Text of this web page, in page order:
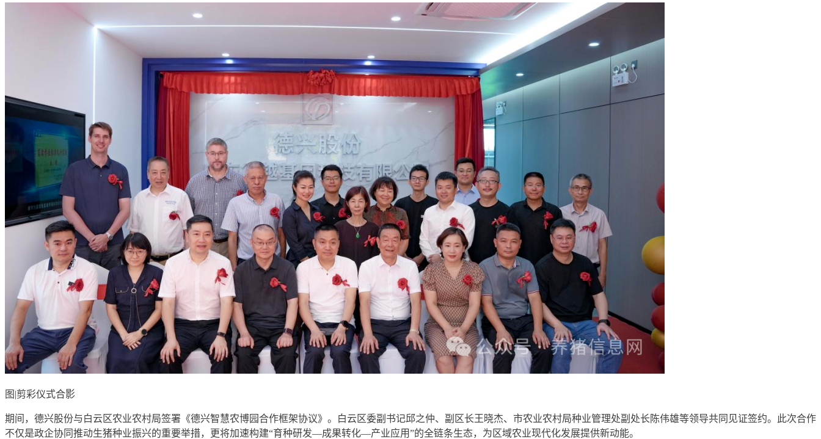
图|剪彩仪式合影
期间，德兴股份与白云区农业农村局签署《德兴智慧农博园合作框架协议》。白云区委副书记邱之仲、副区长王晓杰、市农业农村局种业管理处副处长陈伟雄等领导共同见证签约。此次合作
不仅是政企协同推动生猪种业振兴的重要举措，更将加速构建“育种研发—成果转化—产业应用”的全链条生态，为区域农业现代化发展提供新动能。